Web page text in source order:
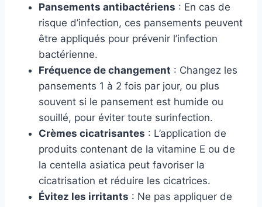
Pansements antibactériens : En cas de
risque d’infection, ces pansements peuvent
être appliqués pour prévenir l’infection
bactérienne.
Fréquence de changement : Changez les
pansements 1 à 2 fois par jour, ou plus
souvent si le pansement est humide ou
souillé, pour éviter toute surinfection.
Crèmes cicatrisantes : L’application de
produits contenant de la vitamine E ou de
la centella asiatica peut favoriser la
cicatrisation et réduire les cicatrices.
Évitez les irritants : Ne pas appliquer de